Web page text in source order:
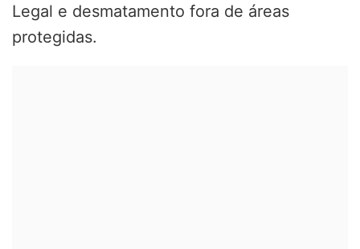
Legal e desmatamento fora de áreas
protegidas.